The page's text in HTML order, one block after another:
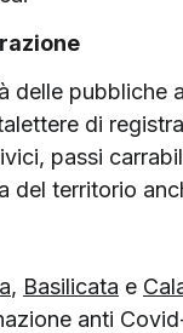
delle
di
passi
del territorio
, Basilicata e
anti